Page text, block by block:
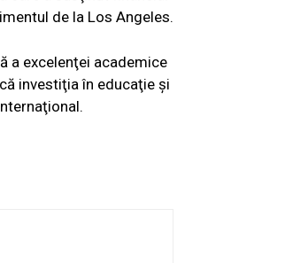
de la Los Angeles.
a excelenţei academice
investiţia în educaţie şi